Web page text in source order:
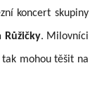
koncert skupiny
Růžičky. Milovníci
mohou těšit na